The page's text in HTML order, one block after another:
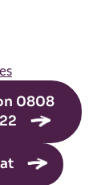
0808
this site